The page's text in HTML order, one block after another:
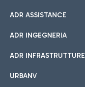
ADR ASSISTANCE
ADR INGEGNERIA
ADR INFRASTRUTTURE
URBANV